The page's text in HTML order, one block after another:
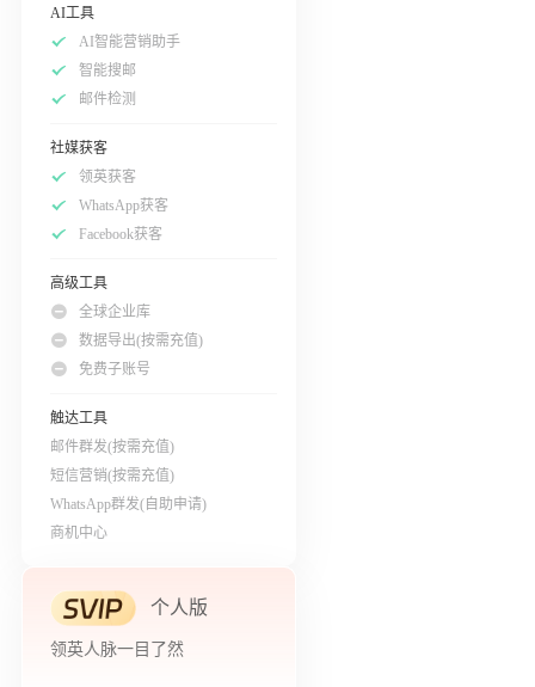
AI工具
AI智能营销助手
智能搜邮
邮件检测
社媒获客
领英获客
WhatsApp获客
Facebook获客
高级工具
全球企业库
数据导出(按需充值)
免费子账号
触达工具
邮件群发(按需充值)
短信营销(按需充值)
WhatsApp群发(自助申请)
商机中心
个人版
领英人脉一目了然